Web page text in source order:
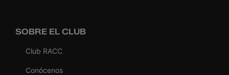
SOBRE EL CLUB
Club RACC
Conócenos